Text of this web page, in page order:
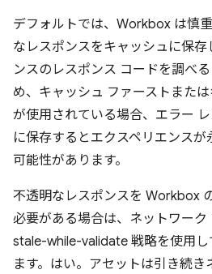
デフォルトでは、Workbox は慎
なレスポンスをキャッシュに保
ンスのレスポンス コードを調べ
め、キャッシュ ファーストまた
が使用されている場合、エラー
に保存するとエクスペリエンス
可能性があります。
不透明なレスポンスを Workbox
必要がある場合は、ネットワーク
stale-while-validate 戦略を使用し
ます。はい。アセットは引き続き